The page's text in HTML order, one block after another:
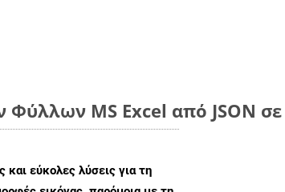
MS Excel από JSON
εύκολες λύσεις για τη